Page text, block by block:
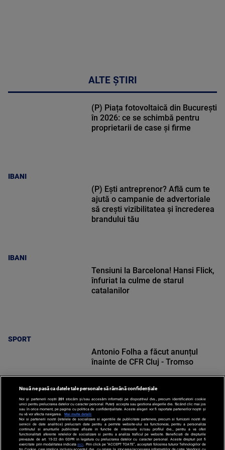
ALTE ȘTIRI
IBANI
(P) Piața fotovoltaică din București
în 2026: ce se schimbă pentru
proprietarii de case și firme
IBANI
(P) Ești antreprenor? Află cum te
ajută o campanie de advertoriale
să crești vizibilitatea și încrederea
brandului tău
SPORT
Tensiuni la Barcelona! Hansi Flick,
înfuriat la culme de starul
catalanilor
SPORT
Antonio Folha a făcut anunțul
înainte de CFR Cluj - Tromso
Nouă ne pasă ca datele tale personale să rămână confidențiale
Noi și partenerii noștri 201 stocăm și/sau accesăm informații pe dispozitivul dvs., precum identificatorii cookie
unici pentru prelucrarea datelor cu caracter personal. Puteți accepta sau gestiona alegerile dvs. făcând clic mai jos
sau în orice moment, pe pagina cu politica de confidențialitate. Aceste alegeri vor fi raportate partenerilor noștri și
nu vă vor afecta navigarea.
Mai multe detalii
Noi si partenerii nostri (retelele de socializare si agentiile de publicitate partenere, precum si furnizorii nostri de
servicii de date analitice) prelucram date pentru a permite website-ului sa functioneze, pentru a personaliza
continutul si anunturile publicitare afisate in functie de interesele si/sau profilul dvs., pentru a va oferi
functionalitati aferente retelelor de socializare si pentru a analiza traficul pe website. Beneficiati de drepturile
prevazute de art. 15-22 din GDPR in legatura cu prelucrarea datelor cu caracter personal. Aceste drepturi pot fi
exercitate prin modalitatea indicataaici . Prin click pe “ACCEPT TOATE”, acceptati folosirea tuturor Tehnologiilor de
tip Cookie, care implica inclusiv acceptul dvs. cu privire la stocarea/accesarea informatiilor de catre Vendor-ii cu